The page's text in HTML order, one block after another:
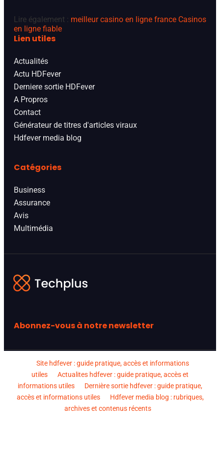
Lire également : meilleur casino en ligne france Casinos
en ligne fiable
Lien utiles
Actualités
Actu HDFever
Derniere sortie HDFever
A Propros
Contact
Générateur de titres d'articles viraux
Hdfever media blog
Catégories
Business
Assurance
Avis
Multimédia
Abonnez-vous à notre newsletter
Site hdfever : guide pratique, accès et informations
utiles
Actualites hdfever : guide pratique, accès et
informations utiles
Dernière sortie hdfever : guide pratique,
accès et informations utiles
Hdfever media blog : rubriques,
archives et contenus récents